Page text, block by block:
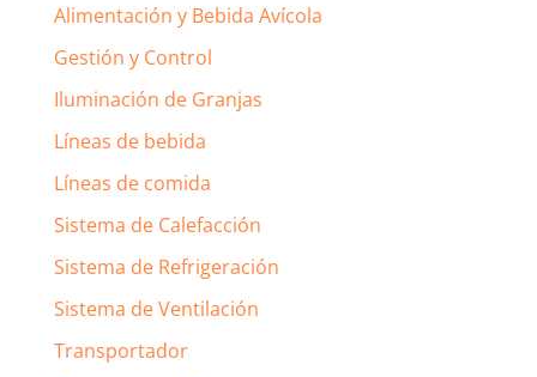
Alimentación y Bebida Avícola
Gestión y Control
Iluminación de Granjas
Líneas de bebida
Líneas de comida
Sistema de Calefacción
Sistema de Refrigeración
Sistema de Ventilación
Transportador